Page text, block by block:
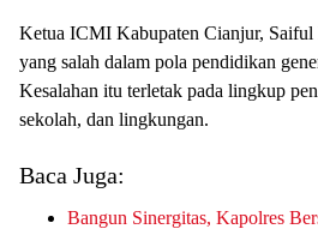
Ketua ICMI Kabupaten Cianjur, Saiful
yang salah dalam pola pendidikan
Kesalahan itu terletak pada lingkup
sekolah, dan lingkungan.
Baca Juga:
Bangun Sinergitas, Kapolres